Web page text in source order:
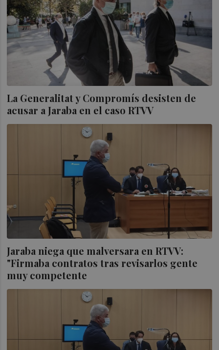
La Generalitat y Compromís desisten de
acusar a Jaraba en el caso RTVV
Jaraba niega que malversara en RTVV:
"Firmaba contratos tras revisarlos gente
muy competente